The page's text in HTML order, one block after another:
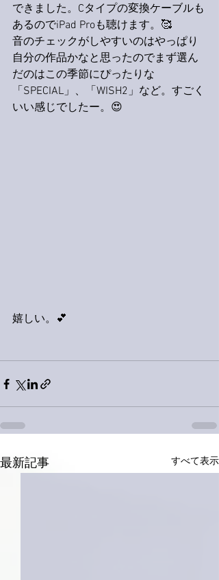
できました。Cタイプの変換ケーブルも
あるのでiPad Proも聴けます。🥰
音のチェックがしやすいのはやっぱり
自分の作品かなと思ったのでまず選ん
だのはこの季節にぴったりな
「SPECIAL」、「WISH2」など。すごく
いい感じでしたー。😍
嬉しい。💕
最新記事 すべて表示